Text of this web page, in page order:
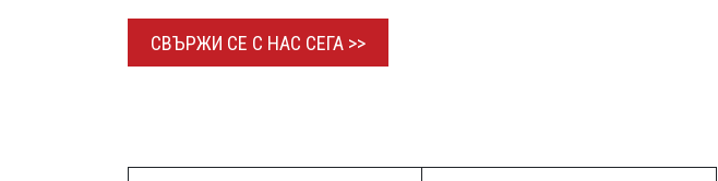
СВЪРЖИ СЕ С НАС СЕГА >>​​​​